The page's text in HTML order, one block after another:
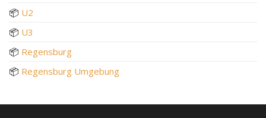
📦 U2
📦 U3
📦 Regensburg
📦 Regensburg Umgebung